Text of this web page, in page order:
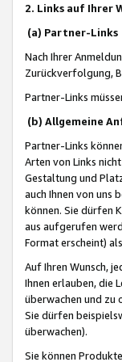
2. Links auf Ihrer
(a) Partner-Links
Nach Ihrer
Zurückverfolgung,
Partner-Links
(b) Allgemeine
Partner-Links
Arten von Links
Gestaltung und
auch Ihnen von uns
können. Sie dürfen
aus aufgerufen
Format erscheint)
Auf Ihren Wunsch,
Ihnen erlauben, die
überwachen und zu
Sie dürfen
überwachen).
Sie können